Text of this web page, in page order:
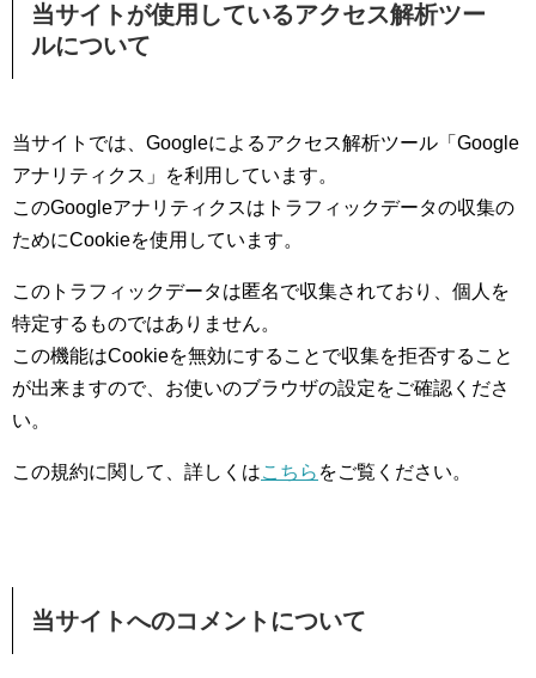
当サイトが使用しているアクセス解析ツー
ルについて
当サイトでは、Googleによるアクセス解析ツール「Google
アナリティクス」を利用しています。
このGoogleアナリティクスはトラフィックデータの収集の
ためにCookieを使用しています。
このトラフィックデータは匿名で収集されており、個人を
特定するものではありません。
この機能はCookieを無効にすることで収集を拒否すること
が出来ますので、お使いのブラウザの設定をご確認くださ
い。
この規約に関して、詳しくはこちら をご覧ください。
当サイトへのコメントについて